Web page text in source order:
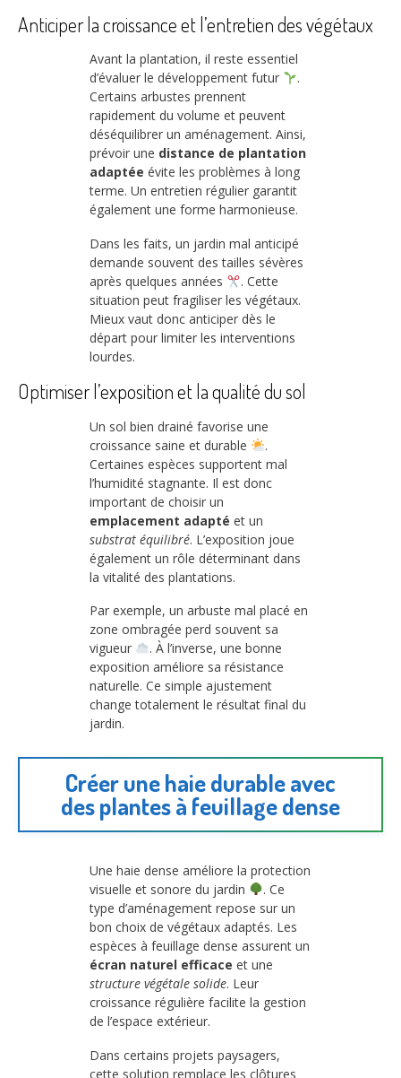
Anticiper la croissance et l’entretien des végétaux
Avant la plantation, il reste essentiel
d’évaluer le développement futur
.
Certains arbustes prennent
rapidement du volume et peuvent
déséquilibrer un aménagement. Ainsi,
prévoir une distance de plantation
adaptée évite les problèmes à long
terme. Un entretien régulier garantit
également une forme harmonieuse.
Dans les faits, un jardin mal anticipé
demande souvent des tailles sévères
après quelques années
. Cette
situation peut fragiliser les végétaux.
Mieux vaut donc anticiper dès le
départ pour limiter les interventions
lourdes.
Optimiser l’exposition et la qualité du sol
Un sol bien drainé favorise une
croissance saine et durable
.
Certaines espèces supportent mal
l’humidité stagnante. Il est donc
important de choisir un
emplacement adapté et un
substrat équilibré. L’exposition joue
également un rôle déterminant dans
la vitalité des plantations.
Par exemple, un arbuste mal placé en
zone ombragée perd souvent sa
vigueur
. À l’inverse, une bonne
exposition améliore sa résistance
naturelle. Ce simple ajustement
change totalement le résultat final du
jardin.
Créer une haie durable avec
des plantes à feuillage dense
Une haie dense améliore la protection
visuelle et sonore du jardin
. Ce
type d’aménagement repose sur un
bon choix de végétaux adaptés. Les
espèces à feuillage dense assurent un
écran naturel efficace et une
structure végétale solide. Leur
croissance régulière facilite la gestion
de l’espace extérieur.
Dans certains projets paysagers,
cette solution remplace les clôtures